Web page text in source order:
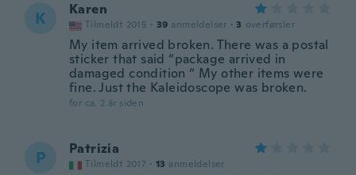
K Karen
Tilmeldt 2015 · 39 anmeldelser · 3 overførsler
My item arrived broken. There was a postal
sticker that said “package arrived in
damaged condition “ My other items were
fine. Just the Kaleidoscope was broken.
for ca. 2 år siden
P Patrizia
Tilmeldt 2017 · 13 anmeldelser